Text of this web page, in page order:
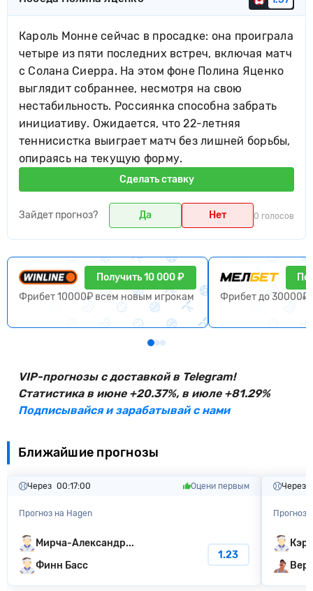
Кароль Монне сейчас в просадке: она проиграла
четыре из пяти последних встреч, включая матч
с Солана Сиерра. На этом фоне Полина Яценко
выглядит собраннее, несмотря на свою
нестабильность. Россиянка способна забрать
инициативу. Ожидается, что 22-летняя
теннисистка выиграет матч без лишней борьбы,
опираясь на текущую форму.
Сделать ставку
Зайдет прогноз? Да Нет 0 голосов
Получить 10 000 ₽
Фрибет 10000₽ всем новым игрокам
Фрибет до 30000₽
VIP-прогнозы с доставкой в Telegram!
Статистика в июне +20.37%, в июле +81.29%
Подписывайся и зарабатывай с нами
Ближайшие прогнозы
Через 00:16:59 Оцени первым
Прогноз на Hagen
Мирча-Александр...
Финн Басс
1.23
Через
Прогноз